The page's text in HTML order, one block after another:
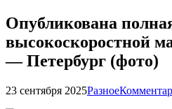
Опубликована
высокоскоростной
— Петербург (фото)
23 сентября 2025Разное